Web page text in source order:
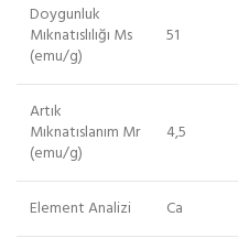
Doygunluk
Mıknatıslılığı Ms
(emu/g)
51
Artık
Mıknatıslanım Mr
(emu/g)
4,5
Element Analizi Ca